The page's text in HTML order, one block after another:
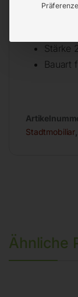
Stärke
Bauart
Stadtmobiliar
Ähnliche